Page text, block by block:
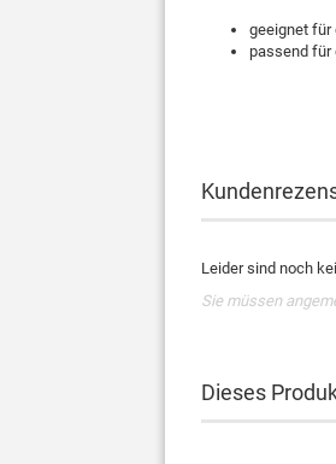
geeignet für
passend für
Leider sind noch
Sie müssen
Dieses